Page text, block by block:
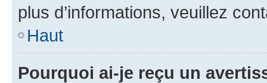
plus d’informations, veuillez
Haut
Pourquoi ai-je reçu un